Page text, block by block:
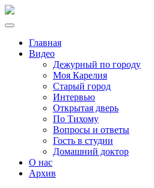
Главная
Видео
Дежурный по городу
Моя Карелия
Старый город
Интервью
Открытая дверь
По Тихому
Вопросы и ответы
Гость в студии
Домашний доктор
О нас
Архив